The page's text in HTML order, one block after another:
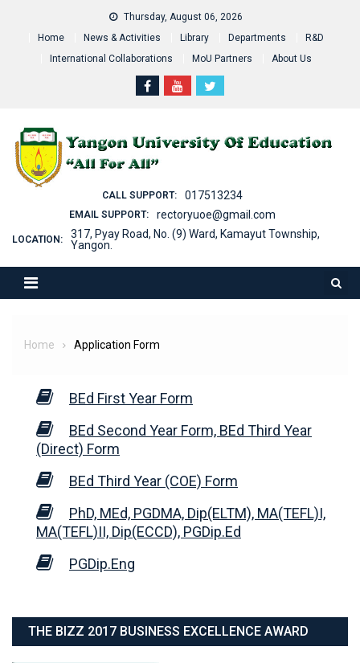
Thursday, August 06, 2026
Home
News & Activities Library Departments
R&D
International Collaborations
MoU Partners About Us
CALL SUPPORT: 017513234
EMAIL SUPPORT: rectoryuoe@gmail.com
LOCATION:
317, Pyay Road, No. (9) Ward, Kamayut Township,
Yangon.
Home Application Form
BEd First Year Form
BEd Second Year Form, BEd Third Year
(Direct) Form
BEd Third Year (COE) Form
PhD, MEd, PGDMA, Dip(ELTM), MA(TEFL)I,
MA(TEFL)II, Dip(ECCD), PGDip.Ed
PGDip.Eng
THE BIZZ 2017 BUSINESS EXCELLENCE AWARD